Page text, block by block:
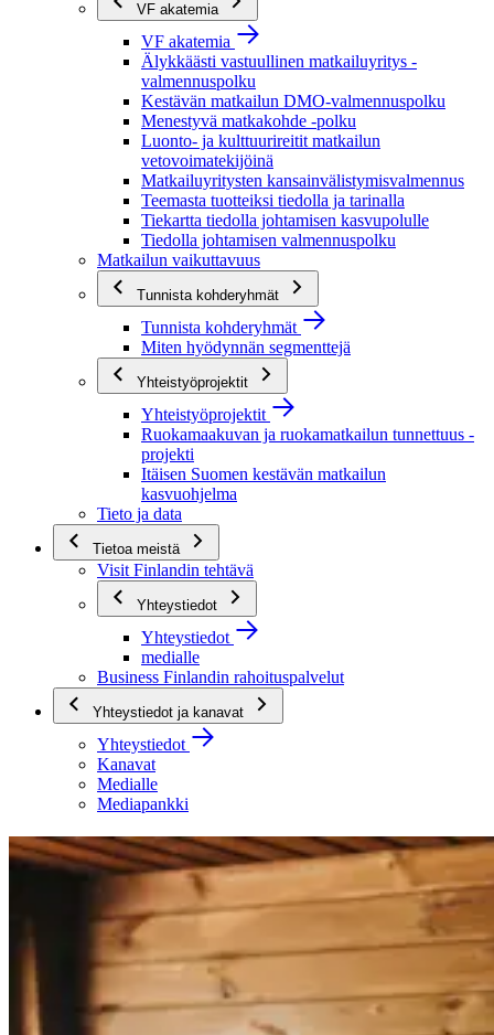
VF akatemia
VF akatemia
Älykkäästi vastuullinen matkailuyritys -
valmennuspolku
Kestävän matkailun DMO-valmennuspolku
Menestyvä matkakohde -polku
Luonto- ja kulttuurireitit matkailun
vetovoimatekijöinä
Matkailuyritysten kansainvälistymisvalmennus
Teemasta tuotteiksi tiedolla ja tarinalla
Tiekartta tiedolla johtamisen kasvupolulle
Tiedolla johtamisen valmennuspolku
Matkailun vaikuttavuus
Tunnista kohderyhmät
Tunnista kohderyhmät
Miten hyödynnän segmenttejä
Yhteistyöprojektit
Yhteistyöprojektit
Ruokamaakuvan ja ruokamatkailun tunnettuus -
projekti
Itäisen Suomen kestävän matkailun
kasvuohjelma
Tieto ja data
Tietoa meistä
Visit Finlandin tehtävä
Yhteystiedot
Yhteystiedot
medialle
Business Finlandin rahoituspalvelut
Yhteystiedot ja kanavat
Yhteystiedot
Kanavat
Medialle
Mediapankki